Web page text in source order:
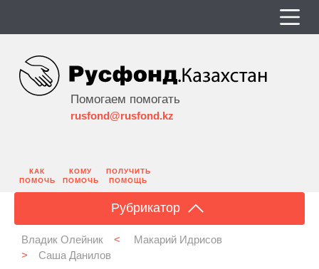
Помогаем помогать
rusfond@rusfond.kz
КАК
ПОМОЧЬ
КОМУ
ПОМОЧЬ
ПОЛУЧИТЬ
ПОМОЩЬ
Рубрикатор
Владик Олейник <
Макарий Идрисов
>
Саша Данилов